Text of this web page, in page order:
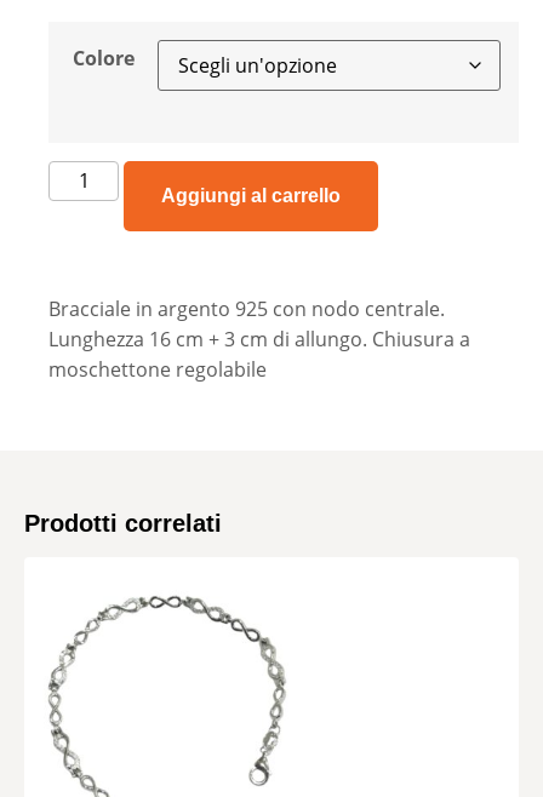
Colore
Aggiungi al carrello
Bracciale in argento 925 con nodo centrale.
Lunghezza 16 cm + 3 cm di allungo. Chiusura a
moschettone regolabile
Prodotti correlati